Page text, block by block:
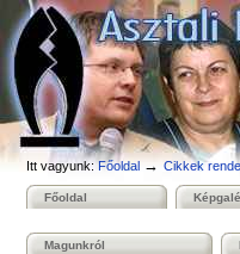
Tovább
tartalomhoz
Ugrás
navigációhoz
Személyes
eszközök
Itt vagyunk: Főoldal →Cikkek
Bekezdések
Főoldal
Magunkról